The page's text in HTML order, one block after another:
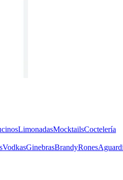
LimonadasMocktailsCoctelería
VodkasGinebrasBrandyRones